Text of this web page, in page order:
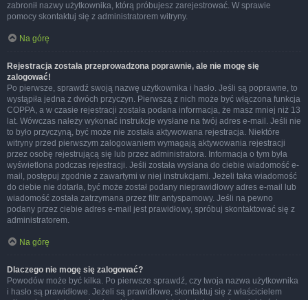
zabronił nazwy użytkownika, którą próbujesz zarejestrować. W sprawie
pomocy skontaktuj się z administratorem witryny.
Na górę
Rejestracja została przeprowadzona poprawnie, ale nie mogę się
zalogować!
Po pierwsze, sprawdź swoją nazwę użytkownika i hasło. Jeśli są poprawne, to
wystąpiła jedna z dwóch przyczyn. Pierwszą z nich może być włączona funkcja
COPPA, a w czasie rejestracji została podana informacja, że masz mniej niż 13
lat. Wówczas należy wykonać instrukcje wysłane na twój adres e-mail. Jeśli nie
to było przyczyną, być może nie została aktywowana rejestracja. Niektóre
witryny przed pierwszym zalogowaniem wymagają aktywowania rejestracji
przez osobę rejestrującą się lub przez administratora. Informacja o tym była
wyświetlona podczas rejestracji. Jeśli została wysłana do ciebie wiadomość e-
mail, postępuj zgodnie z zawartymi w niej instrukcjami. Jeżeli taka wiadomość
do ciebie nie dotarła, być może został podany nieprawidłowy adres e-mail lub
wiadomość została zatrzymana przez filtr antyspamowy. Jeśli na pewno
podany przez ciebie adres e-mail jest prawidłowy, spróbuj skontaktować się z
administratorem.
Na górę
Dlaczego nie mogę się zalogować?
Powodów może być kilka. Po pierwsze sprawdź, czy twoja nazwa użytkownika
i hasło są prawidłowe. Jeżeli są prawidłowe, skontaktuj się z właścicielem